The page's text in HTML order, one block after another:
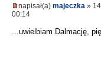
napisał(a) majeczka »
00:14
...uwielbiam Dalmację,